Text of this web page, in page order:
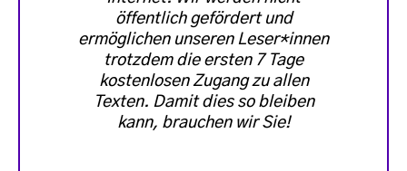
öffentlich gefördert und
ermöglichen unseren Leser*innen
trotzdem die ersten 7 Tage
kostenlosen Zugang zu allen
Texten. Damit dies so bleiben
kann, brauchen wir Sie!